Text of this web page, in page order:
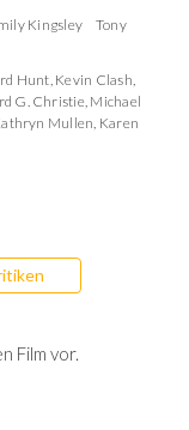
Kingsley
Tony
Hunt, Kevin Clash,
G. Christie, Michael
Mullen, Karen
Film vor.